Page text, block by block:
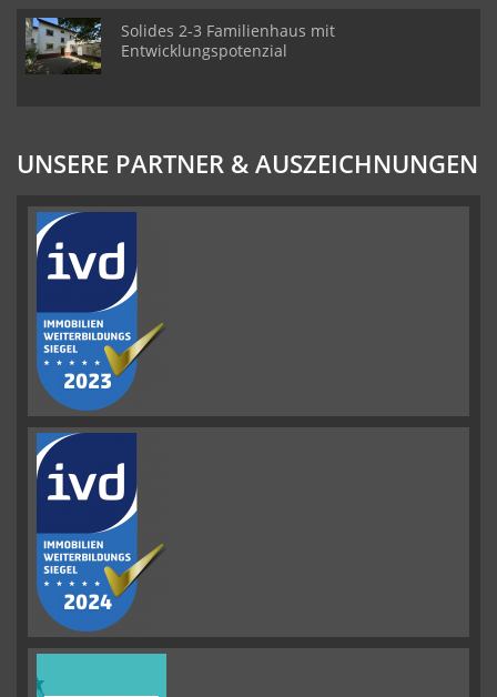
Solides 2-3 Familienhaus mit
Entwicklungspotenzial
UNSERE PARTNER & AUSZEICHNUNGEN